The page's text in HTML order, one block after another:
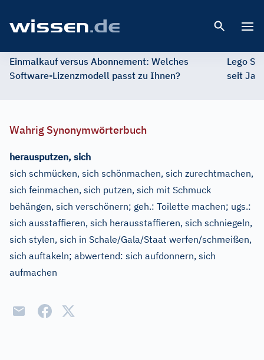
Einmalkauf versus Abonnement: Welches
Software-Lizenzmodell passt zu Ihnen?
Lego
seit
Wahrig Synonymwörterbuch
herausputzen, sich
sich schmücken, sich schönmachen, sich zurechtmachen,
sich feinmachen, sich putzen, sich mit Schmuck
behängen, sich verschönern; geh.: Toilette machen; ugs.:
sich ausstaffieren, sich herausstaffieren, sich schniegeln,
sich stylen, sich in Schale/Gala/Staat werfen/schmeißen,
sich auftakeln; abwertend: sich aufdonnern, sich
aufmachen